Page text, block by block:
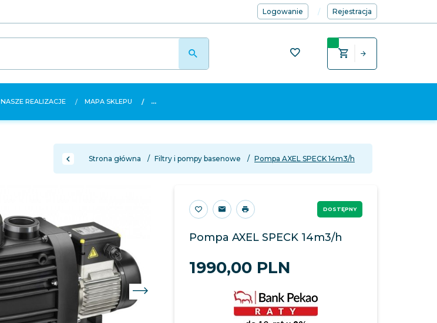
Logowanie Rejestracja
NASZE REALIZACJE MAPA SKLEPU ...
Strona główna Filtry i pompy basenowe Pompa AXEL SPECK 14m3/h
DOSTĘPNY
Pompa AXEL SPECK 14m3/h
1990,00 PLN